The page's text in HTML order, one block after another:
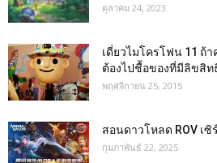
ตุลาคม 24, 2023
เดี่ยวไมโครโฟน 11 ถ้
ต้องไปชื้อของที่มีลิขสิท
พฤศจิกายน 25, 2015
สอนดาวโหลด ROV เซิ
กุมภาพันธ์ 22, 2025